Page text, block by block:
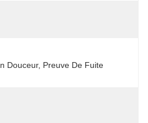
Douceur, Preuve De Fuite